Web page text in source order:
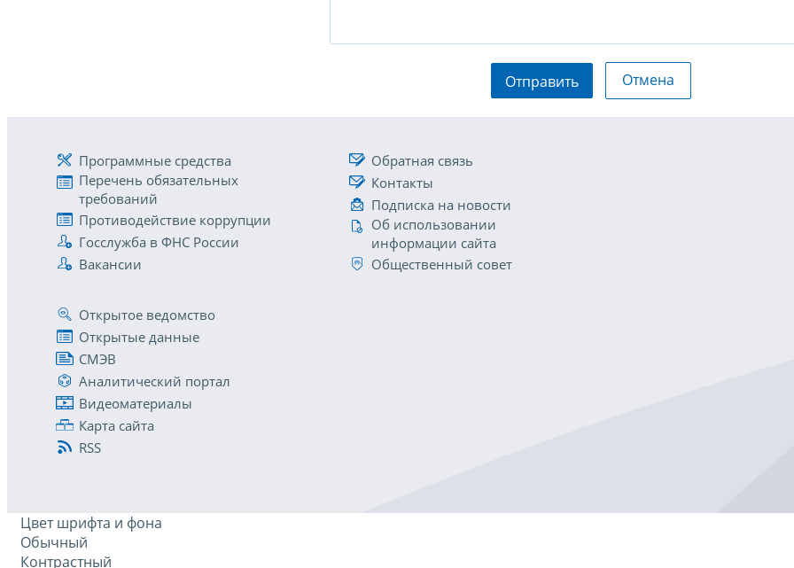
Отправить Отмена
Программные средства
Перечень обязательных
требований
Противодействие коррупции
Госслужба в ФНС России
Вакансии
Обратная связь
Контакты
Подписка на новости
Об использовании
информации сайта
Общественный совет
Открытое ведомство
Открытые данные
СМЭВ
Аналитический портал
Видеоматериалы
Карта сайта
RSS
Цвет шрифта и фона
Обычный
Контрастный